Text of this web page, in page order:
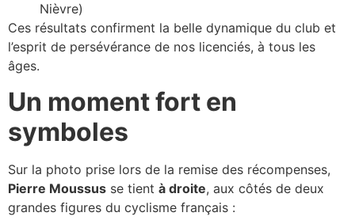
Nièvre)
Ces résultats confirment la belle dynamique du club et
l’esprit de persévérance de nos licenciés, à tous les
âges.
Un moment fort en
symboles
Sur la photo prise lors de la remise des récompenses,
Pierre Moussus se tient à droite, aux côtés de deux
grandes figures du cyclisme français :